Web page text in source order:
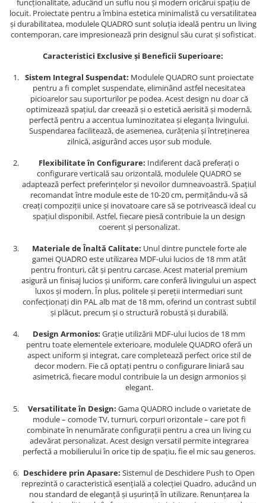
funcționalitate, aducând un suflu nou și modern oricărui spațiu de
locuit. Proiectate pentru a îmbina estetica minimalistă cu versatilitatea
și durabilitatea, modulele QUADRO sunt soluția ideală pentru un living
contemporan, care impresionează prin designul său curat și sofisticat.
Caracteristici Exclusive și Beneficii Superioare:
Sistem Integral Suspendat: Modulele QUADRO sunt proiectate
pentru a fi complet suspendate, eliminând astfel necesitatea
picioarelor sau suporturilor pe podea. Acest design nu doar că
optimizează spațiul, dar creează și o estetică aerisită și modernă,
perfectă pentru a accentua luminozitatea și eleganța livingului.
Suspendarea facilitează, de asemenea, curățenia și întreținerea
zilnică, asigurând acces ușor sub module.
Flexibilitate în Configurare: Indiferent dacă preferați o
configurare verticală sau orizontală, modulele QUADRO se
adaptează perfect preferințelor și nevoilor dumneavoastră. Spațiul
recomandat între module este de 10-20 cm, permițându-vă să
creați compoziții unice și inovatoare care să se potrivească ideal cu
spațiul disponibil. Astfel, fiecare piesă contribuie la un design
coerent și personalizat.
Materiale de Înaltă Calitate: Unul dintre punctele forte ale
gamei QUADRO este utilizarea MDF-ului lucios de 18 mm atât
pentru fronturi, cât și pentru carcase. Acest material premium
asigură un finisaj lucios și uniform, care conferă livingului un aspect
luxos și modern. În plus, politele și pereții intermediari sunt
confecționați din PAL alb mat de 18 mm, oferind un contrast subtil
și plăcut, precum și o structură robustă și durabilă.
Design Armonios: Grație utilizării MDF-ului lucios de 18 mm
pentru toate elementele exterioare, modulele QUADRO oferă un
aspect uniform și integrat, care completează perfect orice stil de
decor modern. Fie că optați pentru o configurare liniară sau
asimetrică, fiecare modul contribuie la un design armonios și
elegant.
Versatilitate în Design: Gama QUADRO include o varietate de
module – comode TV, turnuri, corpuri orizontale – care pot fi
combinate în nenumărate configurații pentru a crea un living cu
adevărat personalizat. Acest design versatil permite integrarea
perfectă a mobilierului în orice tip de spațiu, fie el mic sau generos.
Deschidere prin Apasare: Sistemul de Deschidere Push to Open
reprezintă o caracteristică esențială a colecției Quadro, aducând un
nou standard de eleganță și ușurință în utilizare. Renunțarea la